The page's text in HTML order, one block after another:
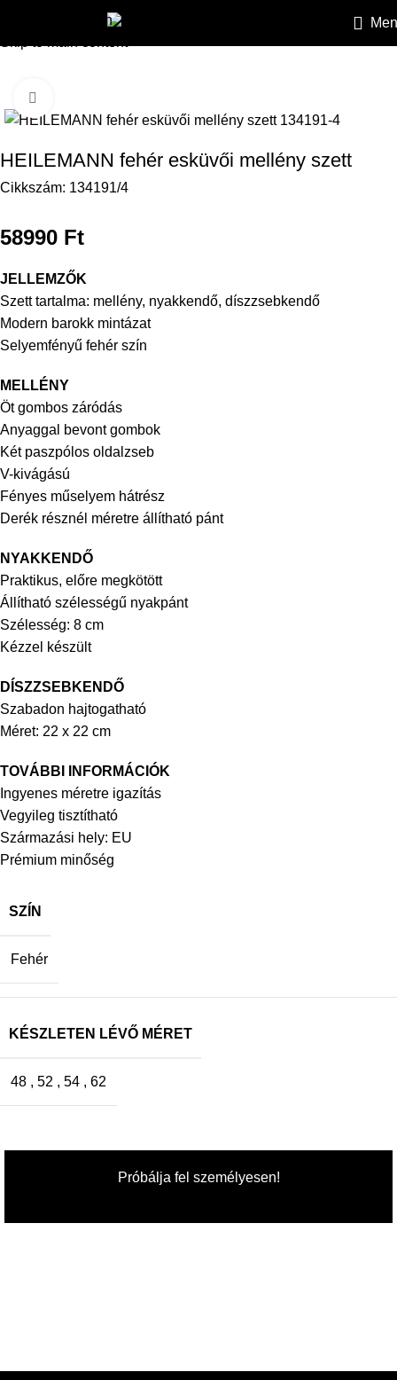
Skip to navigation
HEILEMANN fehér esküvői mellény szett
Cikkszám: 134191/4
58990 Ft
JELLEMZŐK
Szett tartalma: mellény, nyakkendő, díszzsebkendő
Modern barokk mintázat
Selyemfényű fehér szín
MELLÉNY
Öt gombos záródás
Anyaggal bevont gombok
Két paszpólos oldalzseb
V-kivágású
Fényes műselyem hátrész
Derék résznél méretre állítható pánt
NYAKKENDŐ
Praktikus, előre megkötött
Állítható szélességű nyakpánt
Szélesség: 8 cm
Kézzel készült
DÍSZZSEBKENDŐ
Szabadon hajtogatható
Méret: 22 x 22 cm
TOVÁBBI INFORMÁCIÓK
Ingyenes méretre igazítás
Vegyileg tisztítható
Származási hely: EU
Prémium minőség
SZÍN
Fehér
KÉSZLETEN LÉVŐ MÉRET
48 , 52 , 54 , 62
Próbálja fel személyesen!